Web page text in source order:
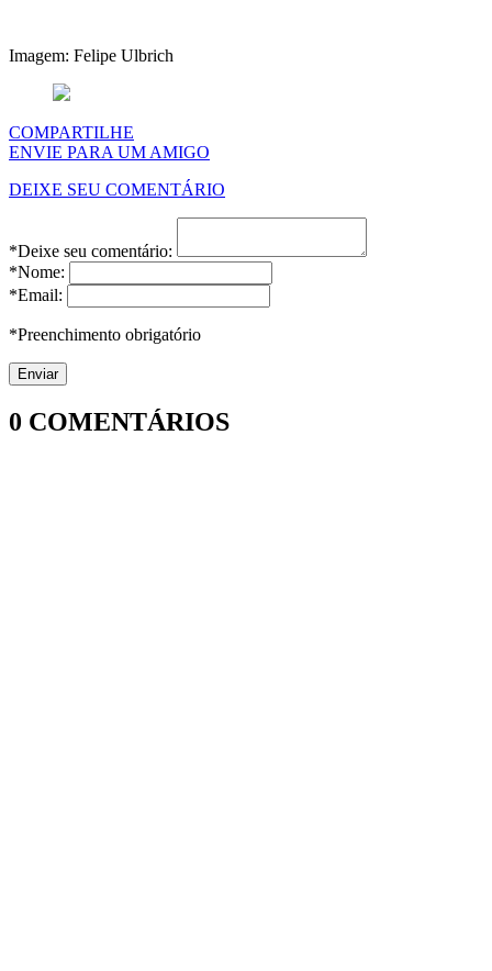
Imagem: Felipe Ulbrich
COMPARTILHE
ENVIE PARA UM AMIGO
DEIXE SEU COMENTÁRIO
*Deixe seu comentário:
*Nome:
*Email:
*Preenchimento obrigatório
0 COMENTÁRIOS